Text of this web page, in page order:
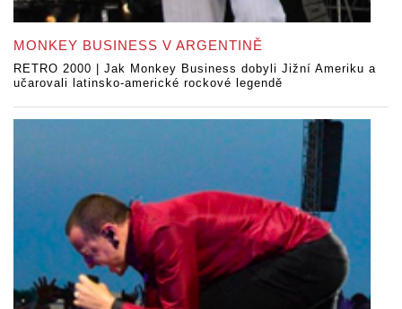
MONKEY BUSINESS V ARGENTINĚ
RETRO 2000 | Jak Monkey Business dobyli Jižní Ameriku a
učarovali latinsko-americké rockové legendě